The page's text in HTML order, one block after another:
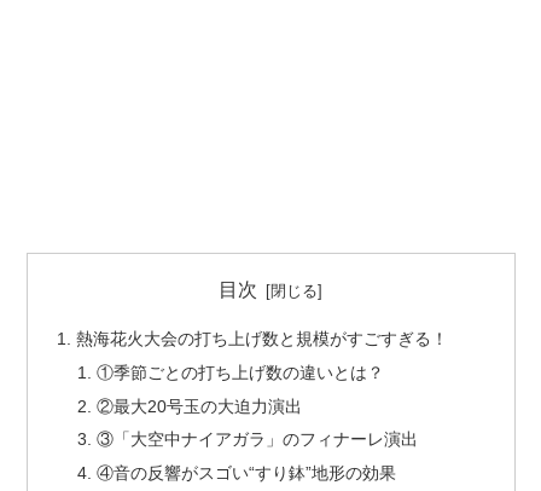
目次
熱海花火大会の打ち上げ数と規模がすごすぎる！
①季節ごとの打ち上げ数の違いとは？
②最大20号玉の大迫力演出
③「大空中ナイアガラ」のフィナーレ演出
④音の反響がスゴい“すり鉢”地形の効果